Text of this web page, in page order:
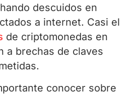
descuidos en
a internet. Casi el
de criptomonedas en
a brechas de claves
conocer sobre